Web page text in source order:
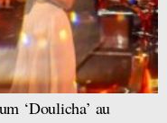
‘Doulicha’ au